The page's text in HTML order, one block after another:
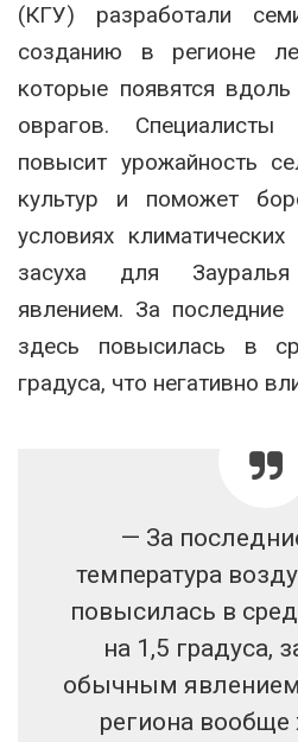
(КГУ) разработали
созданию в регионе
которые появятся
оврагов.
повысит урожайность
культур и поможет
условиях
засуха для
явлением. За последние
здесь повысилась в
градуса, что негативно
— За
температура
повысилась в
на 1,5 градуса,
обычным
региона вообще